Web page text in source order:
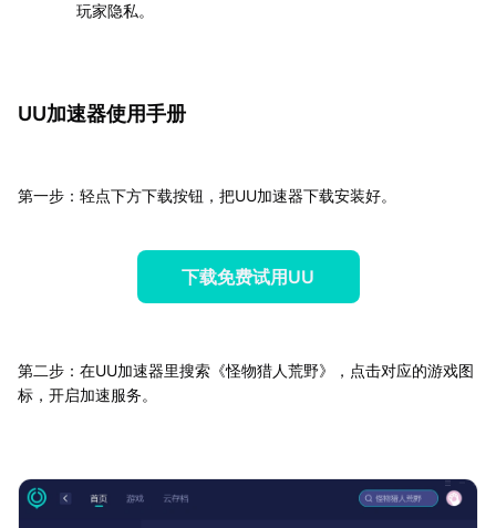
玩家隐私。
UU加速器使用手册
第一步：轻点下方下载按钮，把UU加速器下载安装好。
下载免费试用UU
第二步：在UU加速器里搜索《怪物猎人荒野》，点击对应的游戏图
标，开启加速服务。